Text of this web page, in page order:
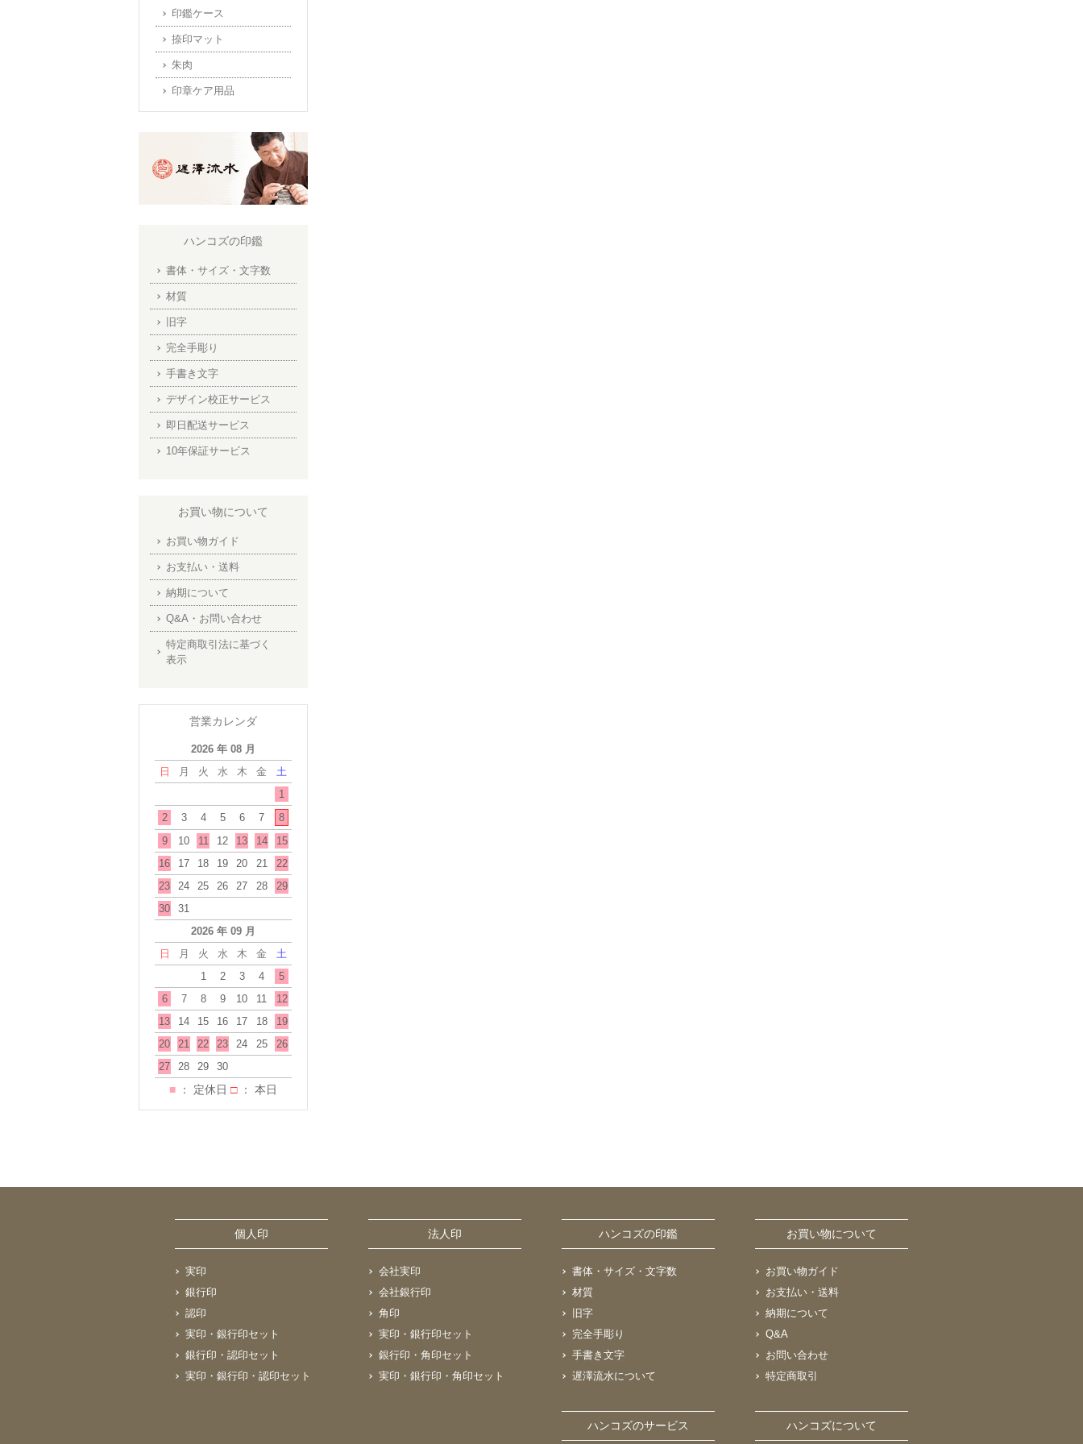
印鑑ケース
捺印マット
朱肉
印章ケア用品
ハンコズの印鑑
書体・サイズ・文字数
材質
旧字
完全手彫り
手書き文字
デザイン校正サービス
即日配送サービス
10年保証サービス
お買い物について
お買い物ガイド
お支払い・送料
納期について
Q&A・お問い合わせ
特定商取引法に基づく
表示
営業カレンダ
2026 年 08 月
日
月 火 水 木 金
土
1
2
3 4 5 6 7
8
9
10 11 12 13 14
15
16
17 18 19 20 21
22
23
24 25 26 27 28
29
30
31
2026 年 09 月
日
月 火 水 木 金
土
1
2 3 4
5
6
7 8 9 10 11
12
13
14 15 16 17 18
19
20
21 22 23 24 25
26
27
28 29 30
■ ： 定休日 □： 本日
個人印
実印
銀行印
認印
実印・銀行印セット
銀行印・認印セット
実印・銀行印・認印セット
法人印
会社実印
会社銀行印
角印
実印・銀行印セット
銀行印・角印セット
実印・銀行印・角印セット
ハンコズの印鑑
書体・サイズ・文字数
材質
旧字
完全手彫り
手書き文字
遅澤流水について
お買い物について
お買い物ガイド
お支払い・送料
納期について
Q&A
お問い合わせ
特定商取引
ハンコズのサービス ハンコズについて